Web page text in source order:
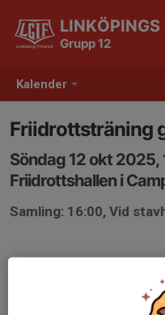
Kalender
LINKÖPINGS
Grupp 12
Friidrottsträning
Söndag 12 okt
Friidrottshallen i
Samling: 16:00, Vid